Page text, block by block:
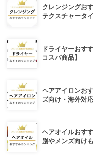
クレンジングお
テクスチャータ
ドライヤーおす
コスパ商品】
ヘアアイロンお
ズ向け・海外対
ヘアオイルおす
別やメンズ向けも